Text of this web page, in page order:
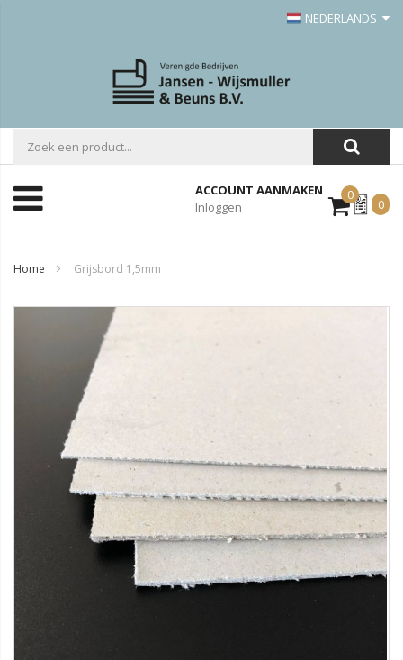
NEDERLANDS
ACCOUNT AANMAKEN
Inloggen
0Mijn
Offerte
0
Home Grijsbord 1,5mm